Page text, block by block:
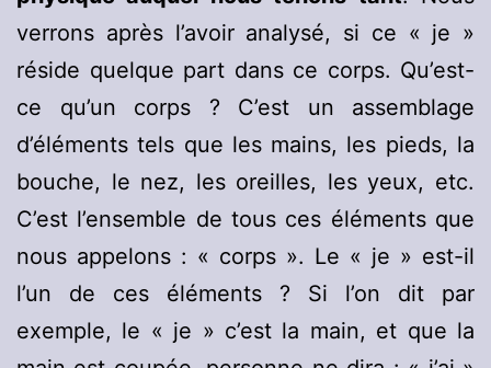
verrons après l’avoir analysé, si ce « je »
réside quelque part dans ce corps. Qu’est-
ce qu’un corps ? C’est un assemblage
d’éléments tels que les mains, les pieds, la
bouche, le nez, les oreilles, les yeux, etc.
C’est l’ensemble de tous ces éléments que
nous appelons : « corps ». Le « je » est-il
l’un de ces éléments ? Si l’on dit par
exemple, le « je » c’est la main, et que la